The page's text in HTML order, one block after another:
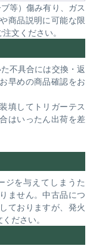
等）傷み有り、ガス
商品説明に可能な限
文ください。
不具合には交換・返
早めの商品確認をお
填してトリガーテス
はいったん出荷を差
ジを与えてしまうた
ません。中古品につ
ておりますが、発火
ださい。